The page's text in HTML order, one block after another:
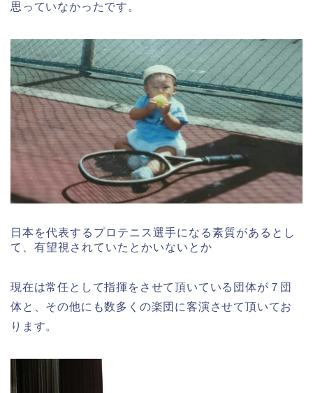
思っていなかったです。
日本を代表するプロテニス選手になる素質があるとし
て、有望視されていたとかいないとか
現在は常任として指揮をさせて頂いている団体が７団
体と、その他にも数多くの楽団に客演させて頂いてお
ります。